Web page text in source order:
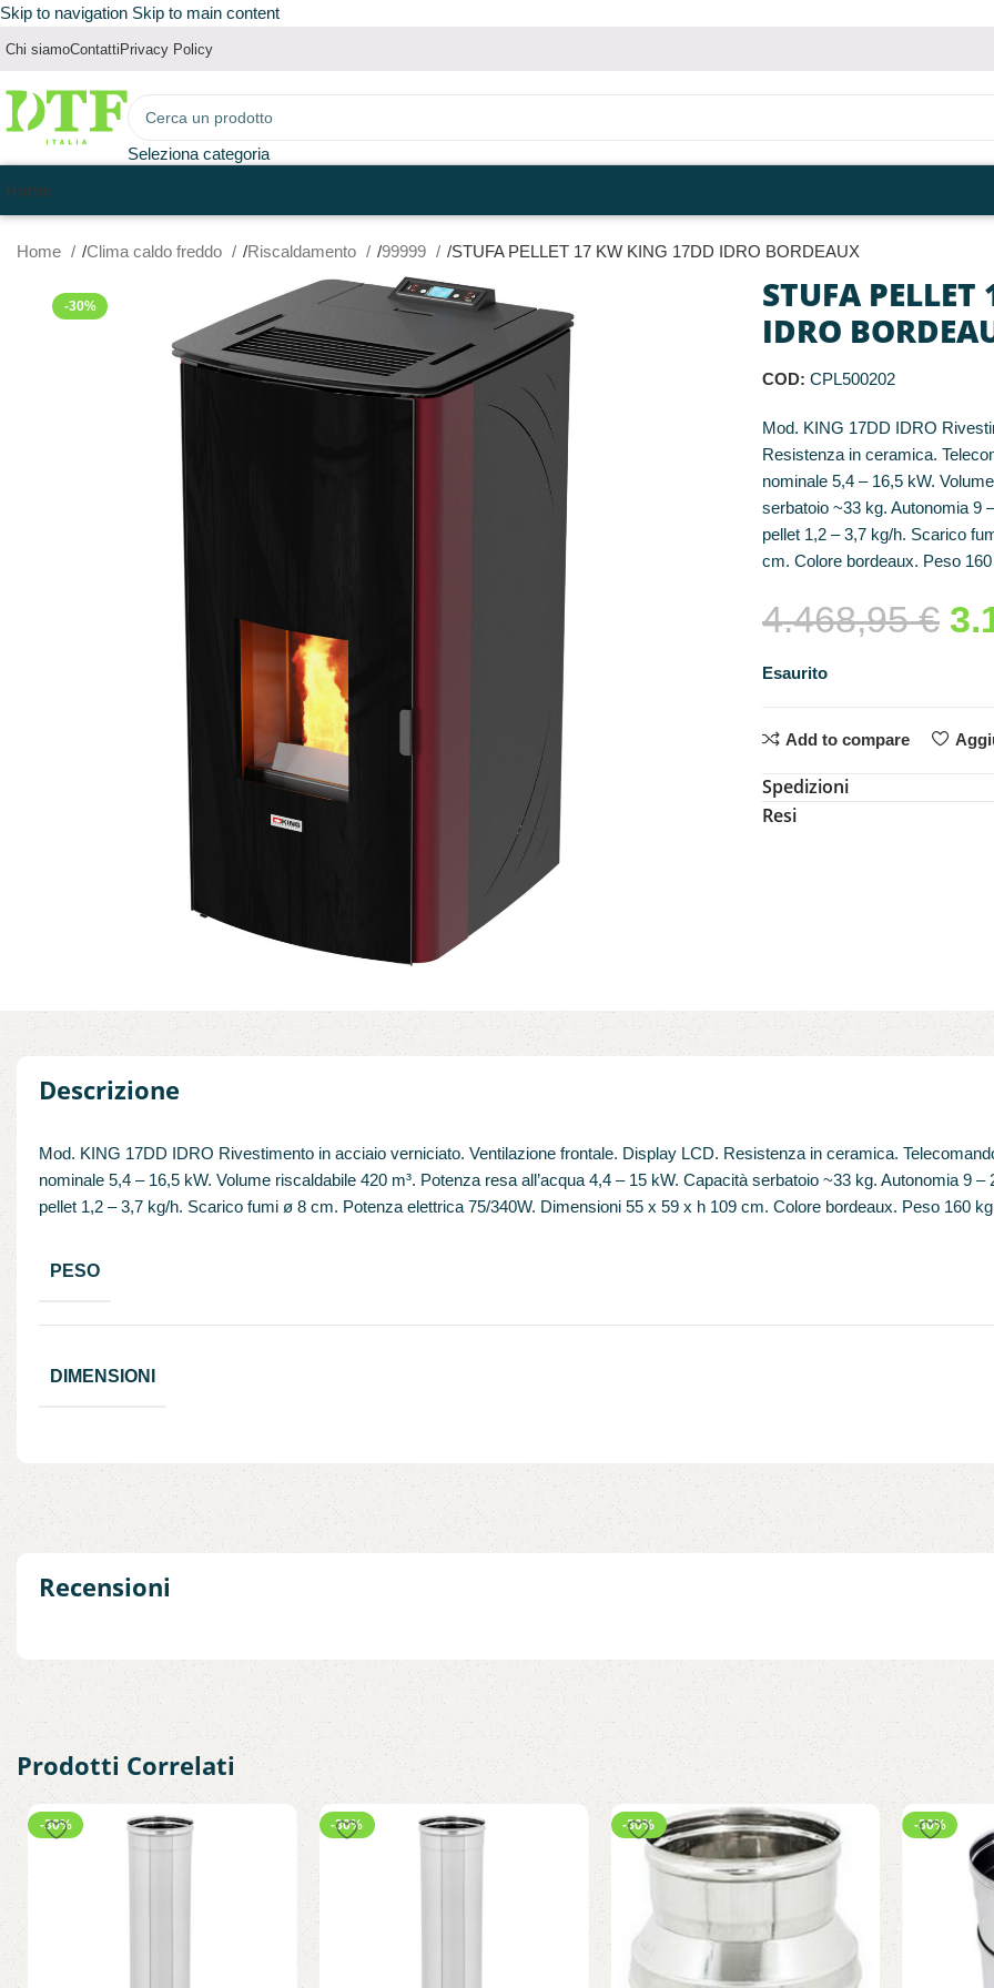
Skip to navigation Skip to main content
Chi siamoContattiPrivacy Policy
Seleziona categoria
Home
Home Clima caldo freddo Riscaldamento 99999 STUFA PELLET 17 KW KING 17DD IDRO BORDEAUX
-30%
STUFA
IDRO
COD: CPL500202
Mod. KING 17DD IDRO
Resistenza in ceramica.
nominale 5,4 – 16,5 kW.
serbatoio ~33 kg. Autonomia 9
pellet 1,2 – 3,7 kg/h. Scarico
cm. Colore bordeaux. Peso
4.468,95€
Esaurito
Add to compare
Spedizioni
Resi
Descrizione
Mod. KING 17DD IDRO Rivestimento in acciaio verniciato. Ventilazione frontale. Display LCD. Resistenza in ceramica.
nominale 5,4 – 16,5 kW. Volume riscaldabile 420 m³. Potenza resa all’acqua 4,4 – 15 kW. Capacità serbatoio ~33 kg. Autonomia 9
pellet 1,2 – 3,7 kg/h. Scarico fumi ø 8 cm. Potenza elettrica 75/340W. Dimensioni 55 x 59 x h 109 cm. Colore bordeaux. Peso 160
PESO
DIMENSIONI
Recensioni
Prodotti Correlati
-30% -30% -30% -30%